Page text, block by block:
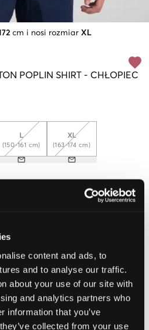
content and ads, to
and to analyse our traffic.
about your use of our site with
and analytics partners who
information that you’ve
collected from your use
cm i nosi rozmiar XL
POPLIN SHIRT - CHŁOPIEC
L
(150-161 cm)
XL
(163-174 cm)
ROZMIAR